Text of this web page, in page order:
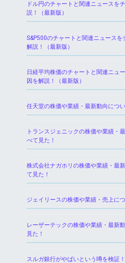
ドル円のチャートと関連ニュースを
説！（最新版）
S&P500のチャートと関連ニュース
解説！（最新版）
日経平均株価のチャートと関連ニュ
因を解説！（最新版）
任天堂の株価や業績・最新動向につ
トランスジェニックの株価や業績・
べて見た！
株式会社ナガホリの株価や業績・最
て見た！
ジェイリースの株価や業績・売上に
レーザーテックの株価や業績・最新
見た！
スルガ銀行がやばいという噂を検証